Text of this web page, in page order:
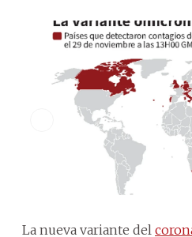
La nueva variante del